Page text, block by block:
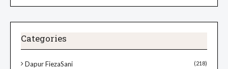
Categories
Dapur FiezaSani (218)